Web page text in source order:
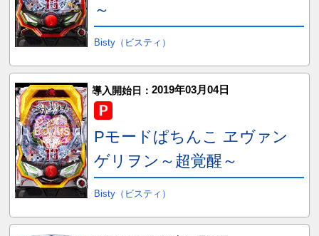
～
Bisty（ビスティ）
導入開始日： 2019年03月04日
Pモードぱちんこ ヱヴァン
ゲリヲン～超覚醒～
Bisty（ビスティ）